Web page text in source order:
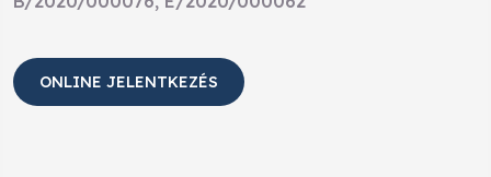
ONLINE JELENTKEZÉS